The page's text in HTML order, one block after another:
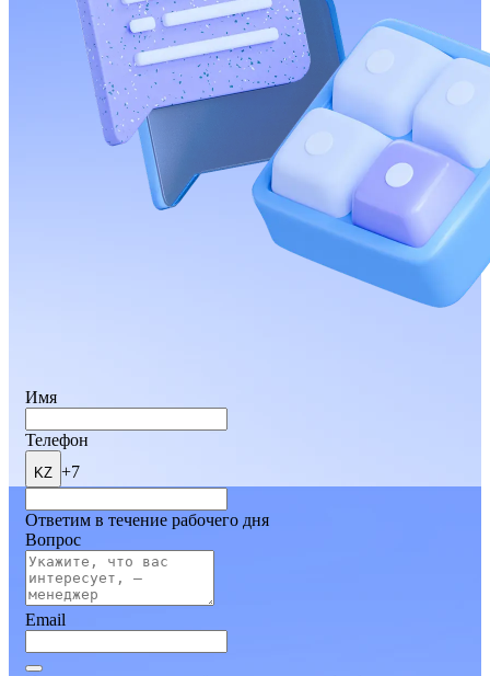
Имя
Телефон
KZ +7
Ответим в течение рабочего дня
Вопрос
Email